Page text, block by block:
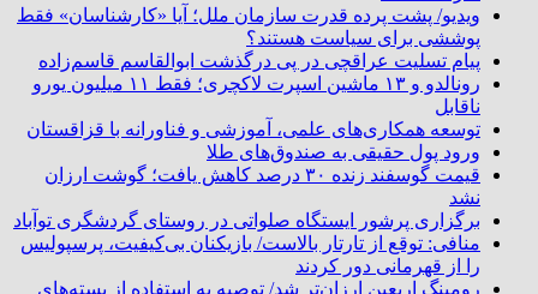
ویدیو/ پشت پرده قدرت سازمان ملل؛ آیا «کارشناسان» فقط
پوششی برای سیاست هستند؟
پیام تسلیت عراقچی در پی درگذشت ابوالقاسم قاسم‌زاده
رونالدو و ۱۳ ماشین اسپرت لاکچری؛ فقط ۱۱ میلیون یورو
ناقابل
توسعه همکاری‌های علمی، آموزشی و فناورانه با قزاقستان
ورود پول حقیقی به صندوق‌های طلا
قیمت گوسفند زنده ۳۰ درصد کاهش یافت؛ گوشت ارزان
نشد
برگزاری پرشور ایستگاه صلواتی در روستای گردشگری توآباد
منافی: توقع از تارتار بالاست/ بازیکنان بی‌کیفیت، پرسپولیس
را از قهرمانی دور کردند
رومینگ اربعین ارزان‌تر شد/ توصیه به استفاده از بسته‌های